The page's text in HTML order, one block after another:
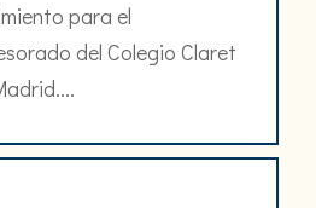
para el
del Colegio Claret